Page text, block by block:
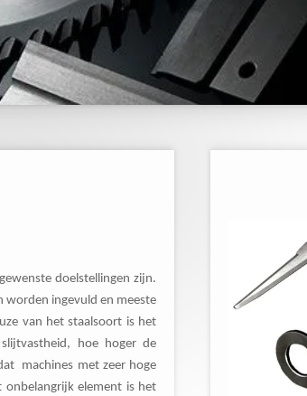
doelstellingen zijn.
worden ingevuld en meeste
van het staalsoort is het
hoe hoger de
machines met zeer hoge
element is het